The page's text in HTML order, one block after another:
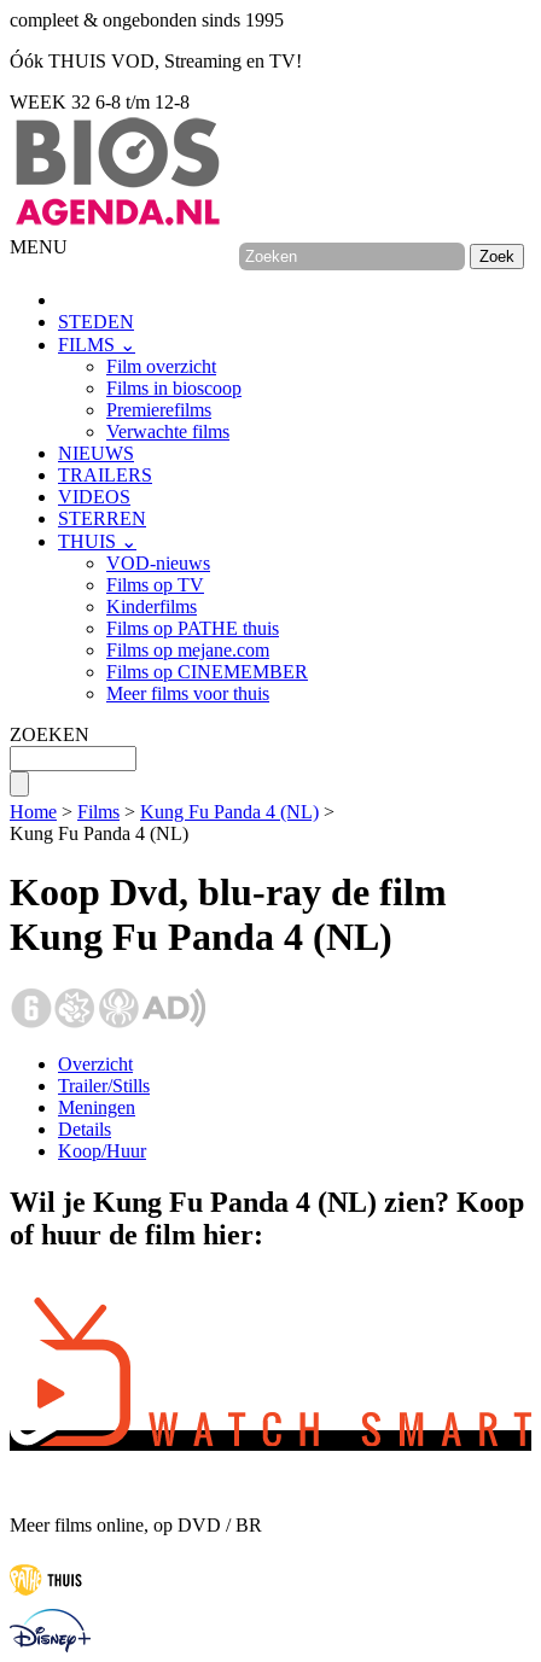
compleet & ongebonden sinds 1995
Óók THUIS VOD, Streaming en TV!
WEEK 32 6-8 t/m 12-8
MENU
STEDEN
FILMS ⌄
Film overzicht
Films in bioscoop
Premierefilms
Verwachte films
NIEUWS
TRAILERS
VIDEOS
STERREN
THUIS ⌄
VOD-nieuws
Films op TV
Kinderfilms
Films op PATHE thuis
Films op mejane.com
Films op CINEMEMBER
Meer films voor thuis
ZOEKEN
Home > Films > Kung Fu Panda 4 (NL) >
Kung Fu Panda 4 (NL)
Koop Dvd, blu-ray de film
Kung Fu Panda 4 (NL)
Overzicht
Trailer/Stills
Meningen
Details
Koop/Huur
Wil je Kung Fu Panda 4 (NL) zien? Koop
of huur de film hier:
Meer films online, op DVD / BR